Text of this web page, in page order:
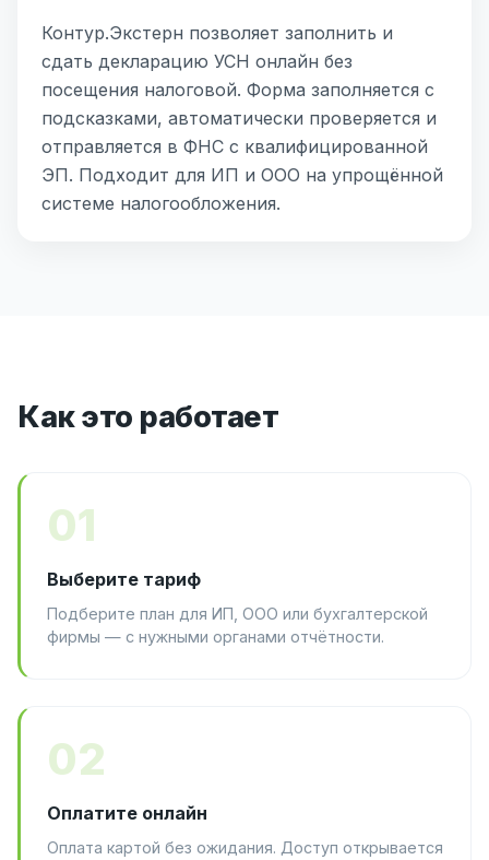
Контур.Экстерн позволяет заполнить и
сдать декларацию УСН онлайн без
посещения налоговой. Форма заполняется с
подсказками, автоматически проверяется и
отправляется в ФНС с квалифицированной
ЭП. Подходит для ИП и ООО на упрощённой
системе налогообложения.
Как это работает
01
Выберите тариф
Подберите план для ИП, ООО или бухгалтерской
фирмы — с нужными органами отчётности.
02
Оплатите онлайн
Оплата картой без ожидания. Доступ открывается